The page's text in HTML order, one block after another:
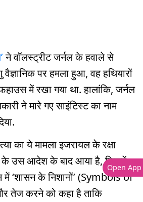
ने वॉलस्ट्रीट जर्नल के हवाले से
वैज्ञानिक पर हमला हुआ, वह हथियारों
में रखा गया था. हालांकि, जर्नल
ने मारे गए साइंटिस्ट का नाम
का ये मामला इजरायल के रक्षा
के उस आदेश के बाद आया है, जिसमें
में ‘शासन के निशानों’ (Symbols of
तेज करने को कहा है ताकि
Open App